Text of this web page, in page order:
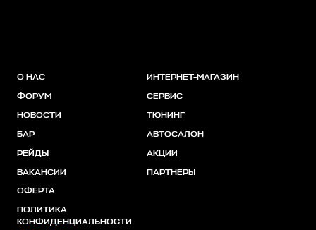
О НАС
ФОРУМ
НОВОСТИ
БАР
РЕЙДЫ
ВАКАНСИИ
ОФЕРТА
ПОЛИТИКА
КОНФИДЕНЦИАЛЬНОСТИ
ИНТЕРНЕТ-МАГАЗИН
СЕРВИС
ТЮНИНГ
АВТОСАЛОН
АКЦИИ
ПАРТНЕРЫ